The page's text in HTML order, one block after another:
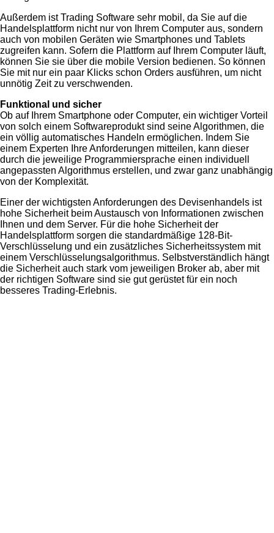
Außerdem ist Trading Software sehr mobil, da Sie auf die
Handelsplattform nicht nur von Ihrem Computer aus, sondern
auch von mobilen Geräten wie Smartphones und Tablets
zugreifen kann. Sofern die Plattform auf Ihrem Computer läuft,
können Sie sie über die mobile Version bedienen. So können
Sie mit nur ein paar Klicks schon Orders ausführen, um nicht
unnötig Zeit zu verschwenden.
Funktional und sicher
Ob auf Ihrem Smartphone oder Computer, ein wichtiger Vorteil
von solch einem Softwareprodukt sind seine Algorithmen, die
ein völlig automatisches Handeln ermöglichen. Indem Sie
einem Experten Ihre Anforderungen mitteilen, kann dieser
durch die jeweilige Programmiersprache einen individuell
angepassten Algorithmus erstellen, und zwar ganz unabhängig
von der Komplexität.
Einer der wichtigsten Anforderungen des Devisenhandels ist
hohe Sicherheit beim Austausch von Informationen zwischen
Ihnen und dem Server. Für die hohe Sicherheit der
Handelsplattform sorgen die standardmäßige 128-Bit-
Verschlüsselung und ein zusätzliches Sicherheitssystem mit
einem Verschlüsselungsalgorithmus. Selbstverständlich hängt
die Sicherheit auch stark vom jeweiligen Broker ab, aber mit
der richtigen Software sind sie gut gerüstet für ein noch
besseres Trading-Erlebnis.